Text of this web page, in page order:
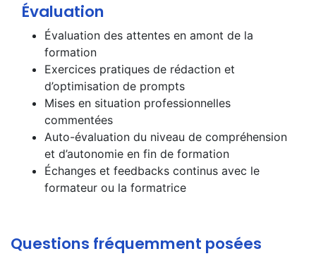
Évaluation
Évaluation des attentes en amont de la
formation
Exercices pratiques de rédaction et
d’optimisation de prompts
Mises en situation professionnelles
commentées
Auto-évaluation du niveau de compréhension
et d’autonomie en fin de formation
Échanges et feedbacks continus avec le
formateur ou la formatrice
Questions fréquemment posées